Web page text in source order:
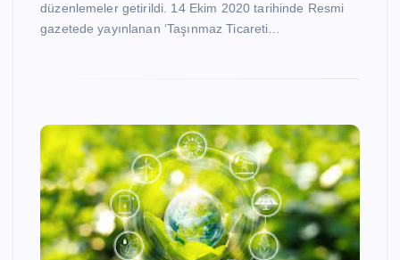
düzenlemeler getirildi. 14 Ekim 2020 tarihinde Resmi
gazetede yayınlanan ‘Taşınmaz Ticareti…